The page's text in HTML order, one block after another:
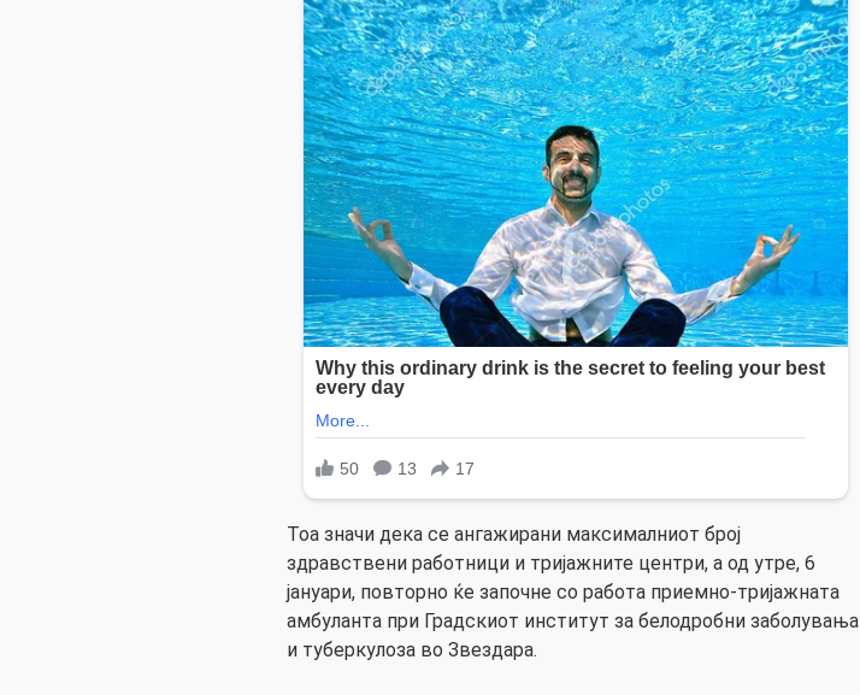
Тоа значи дека се ангажирани максималниот број
здравствени работници и тријажните центри, а од утре, 6
јануари, повторно ќе започне со работа приемно-тријажната
амбуланта при Градскиот институт за белодробни заболувања
и туберкулоза во Звездара.